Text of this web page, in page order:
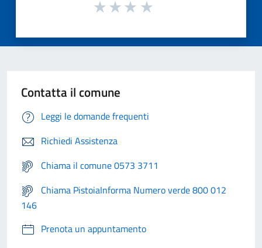
Contatta il comune
Leggi le domande frequenti
Richiedi Assistenza
Chiama il comune 0573 3711
Chiama PistoiaInforma Numero verde 800 012
146
Prenota un appuntamento